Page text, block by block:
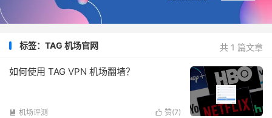
共 1 篇文章
标签：TAG 机场官网
如何使用 TAG VPN 机场翻墙？
 赞(7)
 机场评测